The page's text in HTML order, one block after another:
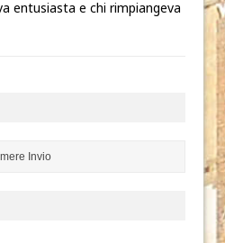
entusiasta e chi rimpiangeva